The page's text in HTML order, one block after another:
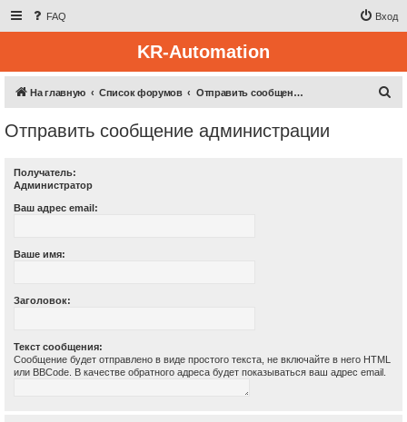
FAQ Вход
KR-Automation
На главную Список форумов Отправить сообщение администрации
Отправить сообщение администрации
Получатель:
Администратор
Ваш адрес email:
Ваше имя:
Заголовок:
Текст сообщения:
Сообщение будет отправлено в виде простого текста, не включайте в него HTML
или BBCode. В качестве обратного адреса будет показываться ваш адрес email.